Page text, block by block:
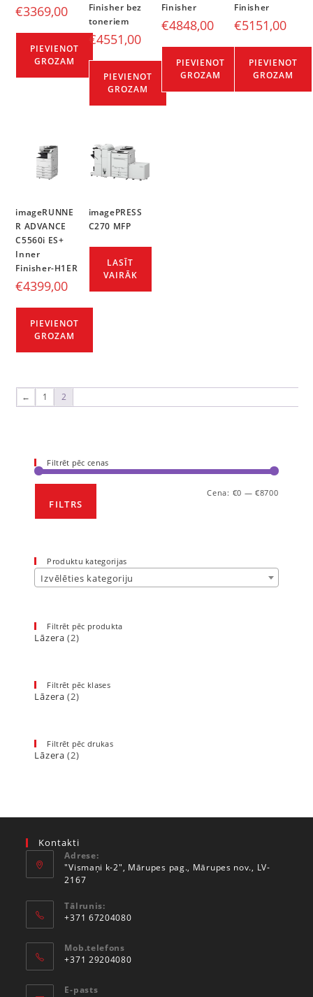
€3369,00
PIEVIENOT
GROZAM
Finisher bez
toneriem
€4551,00
PIEVIENOT
GROZAM
Finisher
€4848,00
PIEVIENOT
GROZAM
Finisher
€5151,00
PIEVIENOT
GROZAM
imageRUNNE
R ADVANCE
C5560i ES+
Inner
Finisher-H1ER
€4399,00
PIEVIENOT
GROZAM
imagePRESS
C270 MFP
LASĪT
VAIRĀK
← 1 2
Filtrēt pēc cenas
FILTRS
Cena: €0 —€8700
Produktu kategorijas
Izvēlēties kategoriju
Filtrēt pēc produkta
Lāzera (2)
Filtrēt pēc klases
Lāzera (2)
Filtrēt pēc drukas
Lāzera (2)
Kontakti
Adrese:
"Vismaņi k-2", Mārupes pag., Mārupes nov., LV-
2167
Tālrunis:
+371 67204080
Mob.telefons
+371 29204080
E-pasts